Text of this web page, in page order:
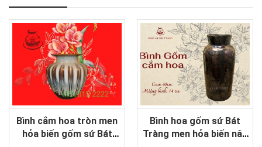
Bình cắm hoa tròn men
hỏa biến gốm sứ Bát
Bình hoa gốm sứ Bát
Tràng men hỏa biến nâu